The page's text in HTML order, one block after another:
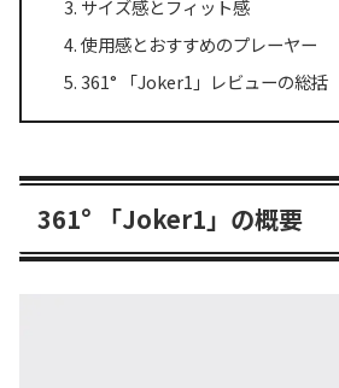
サイズ感とフィット感
使用感とおすすめのプレーヤー
361° 「Joker1」レビューの総括
361° 「Joker1」の概要